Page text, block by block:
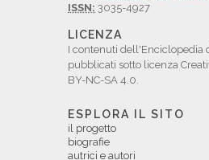
ISSN: 3035-4927
LICENZA
I contenuti dell'Enciclopedia
pubblicati sotto licenza
BY-NC-SA 4.0.
ESPLORA IL SITO
il progetto
biografie
autrici e autori